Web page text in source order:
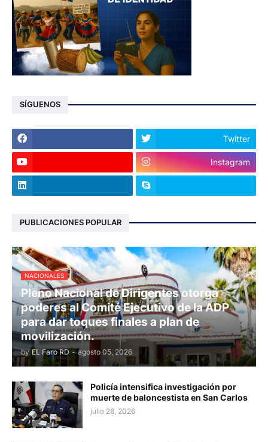
SÍGUENOS
Twitter
Instagram
PUBLICACIONES POPULAR
NACIONALES
Pleno Nacional de Dirigentes otorga
poderes al Comité Ejecutivo de la ADP
para dar toques finales a plan de
movilización.
by EL Faro RD - agosto 05, 2026
Policía intensifica investigación por
muerte de baloncestista en San Carlos
julio 28, 2026